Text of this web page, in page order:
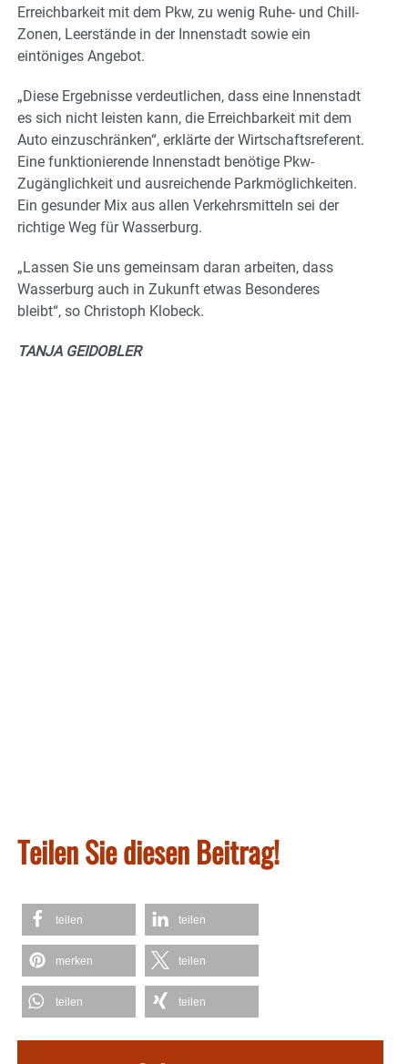
Erreichbarkeit mit dem Pkw, zu wenig Ruhe- und Chill-
Zonen, Leerstände in der Innenstadt sowie ein
eintöniges Angebot.
„Diese Ergebnisse verdeutlichen, dass eine Innenstadt
es sich nicht leisten kann, die Erreichbarkeit mit dem
Auto einzuschränken“, erklärte der Wirtschaftsreferent.
Eine funktionierende Innenstadt benötige Pkw-
Zugänglichkeit und ausreichende Parkmöglichkeiten.
Ein gesunder Mix aus allen Verkehrsmitteln sei der
richtige Weg für Wasserburg.
„Lassen Sie uns gemeinsam daran arbeiten, dass
Wasserburg auch in Zukunft etwas Besonderes
bleibt“, so Christoph Klobeck.
TANJA GEIDOBLER
Teilen Sie diesen Beitrag!
teilen teilen
merken teilen
teilen teilen